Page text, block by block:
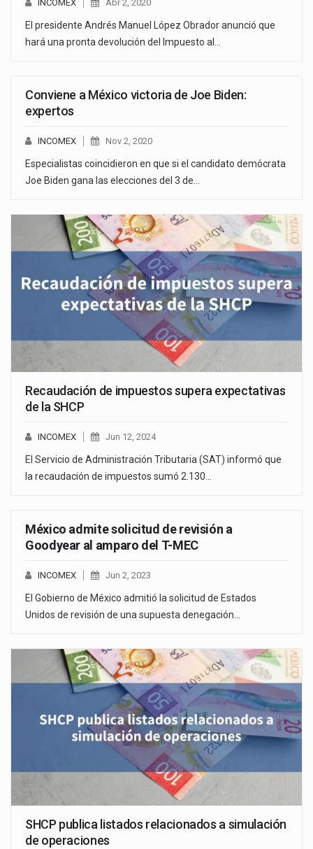
INCOMEX Abr 2, 2020
El presidente Andrés Manuel López Obrador anunció que
hará una pronta devolución del Impuesto al…
Conviene a México victoria de Joe Biden:
expertos
INCOMEX Nov 2, 2020
Especialistas coincidieron en que si el candidato demócrata
Joe Biden gana las elecciones del 3 de…
Recaudación de impuestos supera expectativas
de la SHCP
INCOMEX Jun 12, 2024
El Servicio de Administración Tributaria (SAT) informó que
la recaudación de impuestos sumó 2.130…
México admite solicitud de revisión a
Goodyear al amparo del T-MEC
INCOMEX Jun 2, 2023
El Gobierno de México admitió la solicitud de Estados
Unidos de revisión de una supuesta denegación…
SHCP publica listados relacionados a simulación
de operaciones